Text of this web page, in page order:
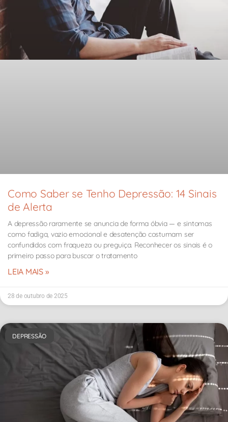
Como Saber se Tenho Depressão: 14 Sinais
de Alerta
A depressão raramente se anuncia de forma óbvia — e sintomas
como fadiga, vazio emocional e desatenção costumam ser
confundidos com fraqueza ou preguiça. Reconhecer os sinais é o
primeiro passo para buscar o tratamento
LEIA MAIS »
28 de outubro de 2025
DEPRESSÃO